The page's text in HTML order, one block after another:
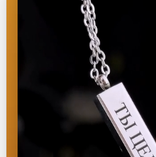
Кастомные коврики